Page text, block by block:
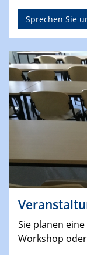
Sprechen Sie
Sie planen
Workshop